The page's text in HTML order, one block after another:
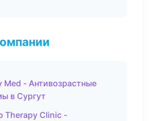
- Антивозрастные
в Сургут
Therapy Clinic -